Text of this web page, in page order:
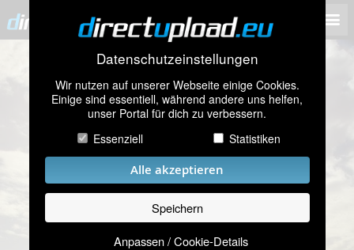
Datenschutzeinstellungen
Wir nutzen auf unserer Webseite einige Cookies.
Einige sind essentiell, während andere uns helfen,
unser Portal für dich zu verbessern.
Essenziell
Statistiken
Alle akzeptieren
Speichern
Anpassen / Cookie-Details